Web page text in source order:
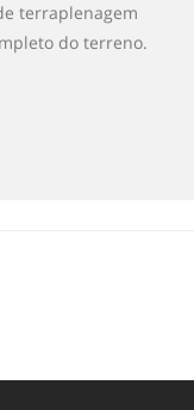
terraplenagem
do terreno.